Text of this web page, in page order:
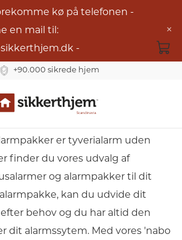
kø på telefonen -
en mail til:
-
×
+90.000 sikrede hjem
Content
er tyverialarm uden
finder du vores udvalg af
og alarmpakker til dit
kan du udvide dit
behov og du har altid den
dit alarmssytem. Med vores 'nabo